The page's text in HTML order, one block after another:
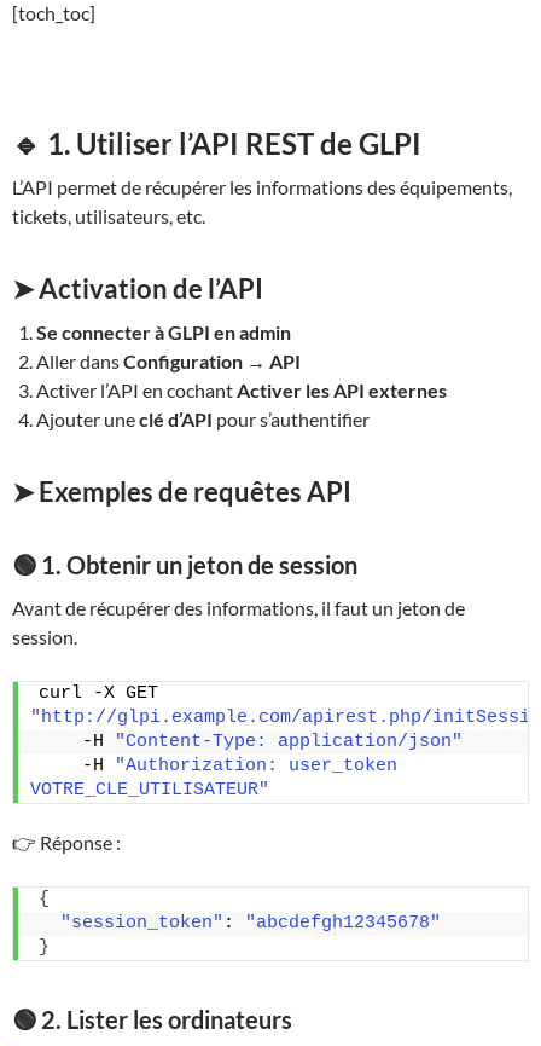
[toch_toc]
🔹 1. Utiliser l’API REST de GLPI
L’API permet de récupérer les informations des équipements,
tickets, utilisateurs, etc.
➤ Activation de l’API
Se connecter à GLPI en admin
Aller dansConfiguration → API
Activer l’API en cochantActiver les API externes
Ajouter uneclé d’API pour s’authentifier
➤ Exemples de requêtes API
🟢 1. Obtenir un jeton de session
Avant de récupérer des informations, il faut un jeton de
session.
"http://glpi.example.com/apirest.php/
    -H
"Content-Type: application/json"
    -H
"Authorization: user_token
VOTRE_CLE_UTILISATEUR"
👉 Réponse :
{
"session_token" :
"abcdefgh12345678"
}
🟢 2. Lister les ordinateurs